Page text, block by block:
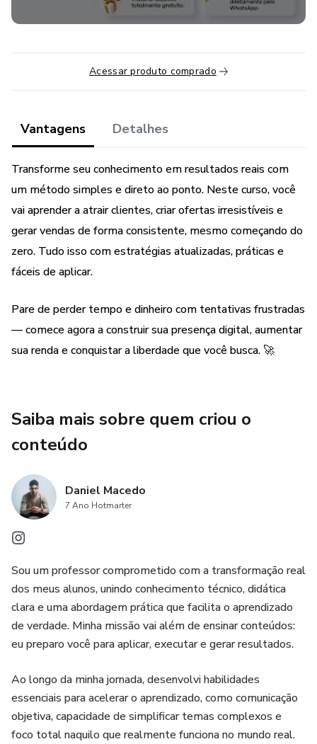
Acessar produto comprado
Vantagens Detalhes
Transforme seu conhecimento em resultados reais com
um método simples e direto ao ponto. Neste curso, você
vai aprender a atrair clientes, criar ofertas irresistíveis e
gerar vendas de forma consistente, mesmo começando do
zero. Tudo isso com estratégias atualizadas, práticas e
fáceis de aplicar.
Pare de perder tempo e dinheiro com tentativas frustradas
— comece agora a construir sua presença digital, aumentar
sua renda e conquistar a liberdade que você busca. 🚀
Saiba mais sobre quem criou o
conteúdo
Daniel Macedo
7 Ano Hotmarter
Sou um professor comprometido com a transformação real
dos meus alunos, unindo conhecimento técnico, didática
clara e uma abordagem prática que facilita o aprendizado
de verdade. Minha missão vai além de ensinar conteúdos:
eu preparo você para aplicar, executar e gerar resultados.
Ao longo da minha jornada, desenvolvi habilidades
essenciais para acelerar o aprendizado, como comunicação
objetiva, capacidade de simplificar temas complexos e
foco total naquilo que realmente funciona no mundo real.